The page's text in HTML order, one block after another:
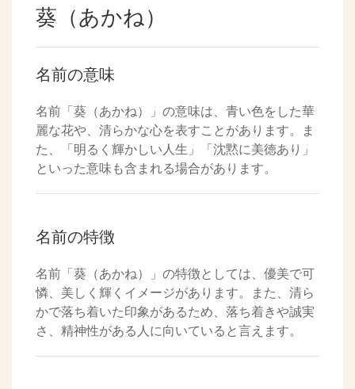
葵（あかね）
名前の意味
名前「葵（あかね）」の意味は、青い色をした華
麗な花や、清らかな心を表すことがあります。ま
た、「明るく輝かしい人生」「沈黙に美徳あり」
といった意味も含まれる場合があります。
名前の特徴
名前「葵（あかね）」の特徴としては、優美で可
憐、美しく輝くイメージがあります。また、清ら
かで落ち着いた印象があるため、落ち着きや誠実
さ、精神性がある人に向いていると言えます。